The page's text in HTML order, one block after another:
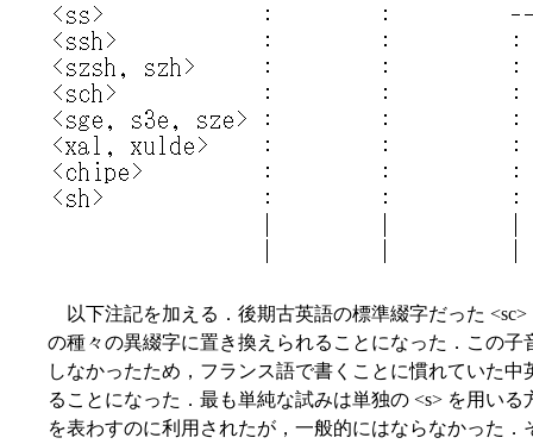
以下注記を加える．後期古英語の標準綴字だった
の種々の異綴字に置き換えられることになった．この
しなかったため，フランス語で書くことに慣れていた
ることになった．最も単純な試みは単独の <s> を用い
を表わすのに利用されたが，一般的にはならなかった．